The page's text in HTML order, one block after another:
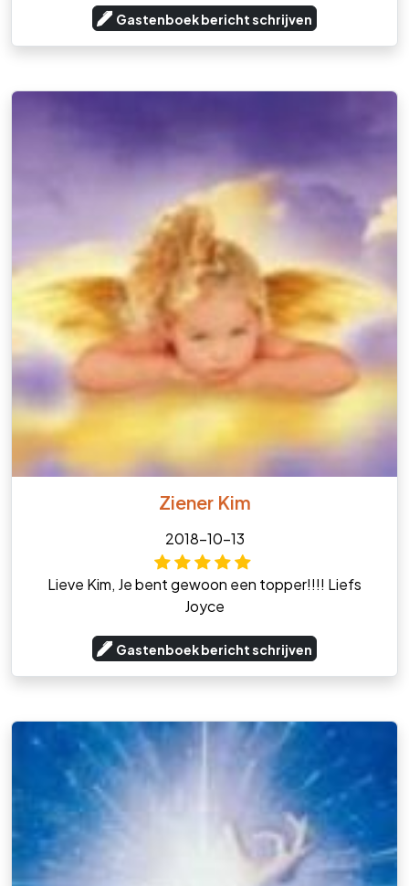
Gastenboek bericht schrijven
Ziener Kim
2018-10-13
Lieve Kim, Je bent gewoon een topper!!!! Liefs
Joyce
Gastenboek bericht schrijven